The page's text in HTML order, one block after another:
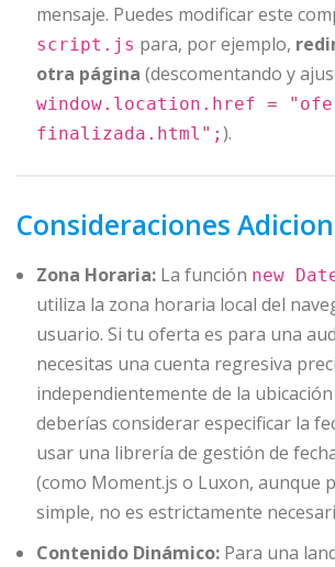
mensaje. Puedes modificar este
script.js para, por ejemplo,
otra página (descomentando y
window.location.href =
finalizada.html"; ).
Consideraciones
Zona Horaria: La función new
utiliza la zona horaria local del
usuario. Si tu oferta es para una
necesitas una cuenta regresiva
independientemente de la
deberías considerar especificar la
usar una librería de gestión de
(como Moment.js o Luxon, aunque
simple, no es estrictamente
Contenido Dinámico: Para una